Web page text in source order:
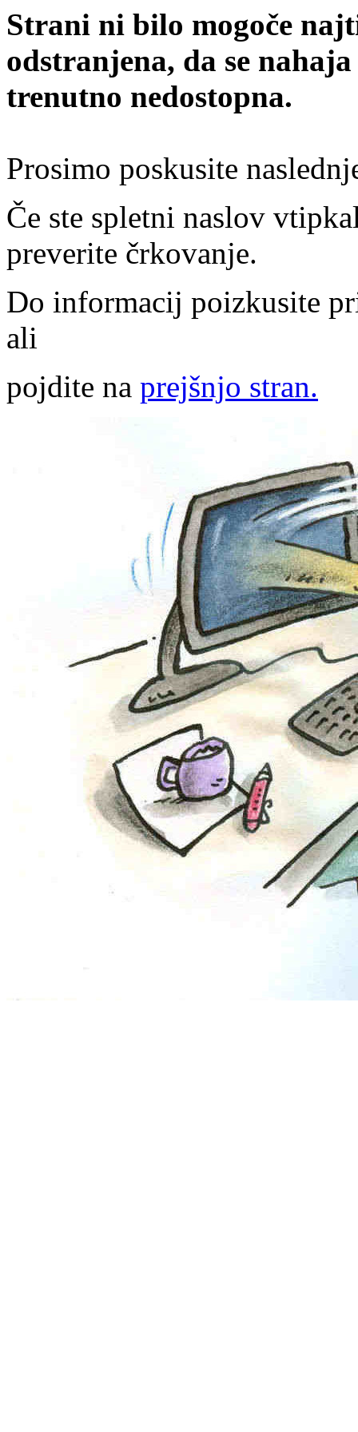
Strani ni bilo mogoče
odstranjena, da se
trenutno nedostopna.
Prosimo poskusite
Če ste spletni naslov
preverite črkovanje.
Do informacij poizkusite
ali
pojdite na prejšnjo stran.